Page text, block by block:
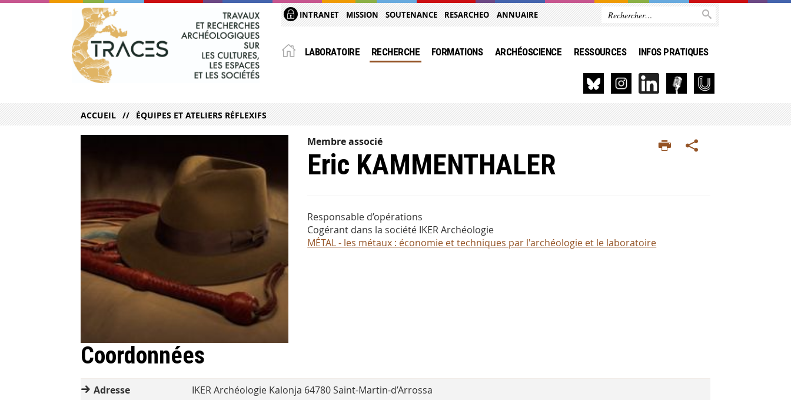
INTRANET MISSION SOUTENANCE RESARCHEO ANNUAIRE
LABORATOIRE RECHERCHE FORMATIONS ARCHÉOSCIENCE RESSOURCES INFOS PRATIQUES
ACCUEIL ÉQUIPES ET ATELIERS RÉFLEXIFS
Membre associé
Eric KAMMENTHALER
Responsable d’opérations
Cogérant dans la société IKER Archéologie
MÉTAL - les métaux : économie et techniques par l'archéologie et le laboratoire
Coordonnées
Adresse IKER Archéologie Kalonja 64780 Saint-Martin-d’Arrossa